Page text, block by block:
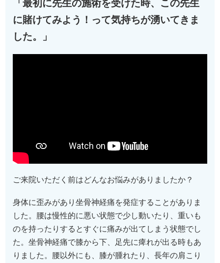
「最初に先生の施術を受けた時、この先生
に賭けてみよう！って気持ちが湧いてきま
した。」
ご来院いただく前はどんなお悩みがありましたか？
身体に歪みがあり坐骨神経痛を発症することがありま
した。腰は慢性的に悪い状態で少し動いたり、重いも
のを持ったりするとすぐに痛みが出てしまう状態でし
た。坐骨神経痛で膝から下、足先に痺れが出る時もあ
りました。腰以外にも、膝が腫れたり、長年の肩こり